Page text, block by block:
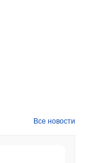
Все новости